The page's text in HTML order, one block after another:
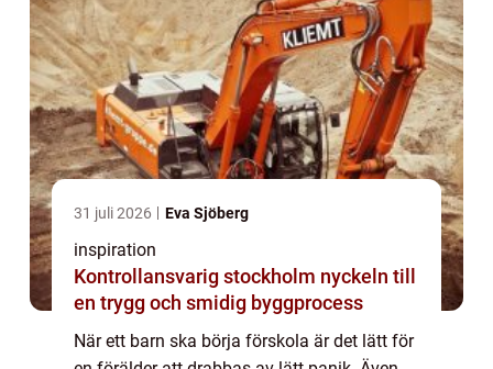
31 juli 2026 Eva Sjöberg
inspiration
Kontrollansvarig stockholm nyckeln till
en trygg och smidig byggprocess
När ett barn ska börja förskola är det lätt för